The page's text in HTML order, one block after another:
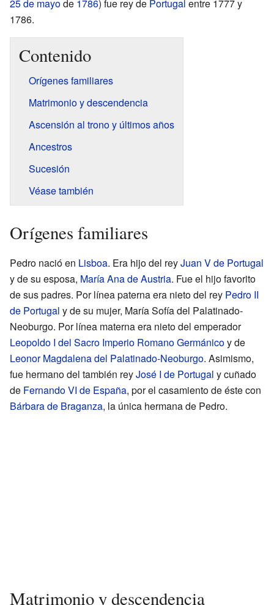
25 de mayode 1786) fue rey de Portugal entre 1777 y
1786.
Contenido
Orígenes familiares
Matrimonio y descendencia
Ascensión al trono y últimos años
Ancestros
Sucesión
Véase también
Orígenes familiares
Pedro nació en Lisboa. Era hijo del reyJuan V de Portugal
y de su esposa, María Ana de Austria. Fue el hijo favorito
de sus padres. Por línea paterna era nieto del rey Pedro II
de Portugal y de su mujer, María Sofía del Palatinado-
Neoburgo. Por línea materna era nieto del emperador
Leopoldo I del Sacro Imperio Romano Germánicoy de
Leonor Magdalena del Palatinado-Neoburgo. Asimismo,
fue hermano del también reyJosé I de Portugal y cuñado
de Fernando VI de España, por el casamiento de éste con
Bárbara de Braganza, la única hermana de Pedro.
Matrimonio y descendencia